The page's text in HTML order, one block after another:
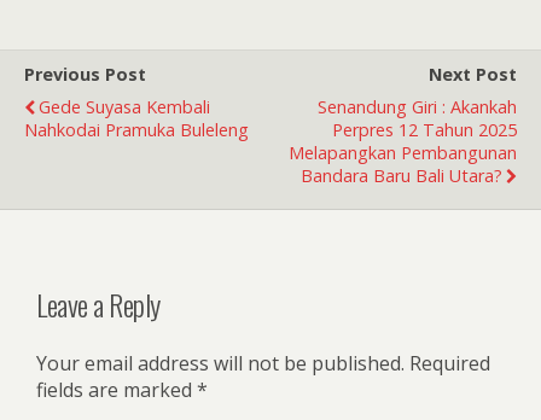
Previous Post
Gede Suyasa Kembali
Nahkodai Pramuka Buleleng
Next Post
Senandung Giri : Akankah
Perpres 12 Tahun 2025
Melapangkan Pembangunan
Bandara Baru Bali Utara?
Leave a Reply
Your email address will not be published. Required
fields are marked *